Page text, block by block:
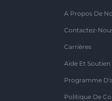
A Propos De
Contactez-
Carrières
Aide Et Soutien
Programme
Politique De